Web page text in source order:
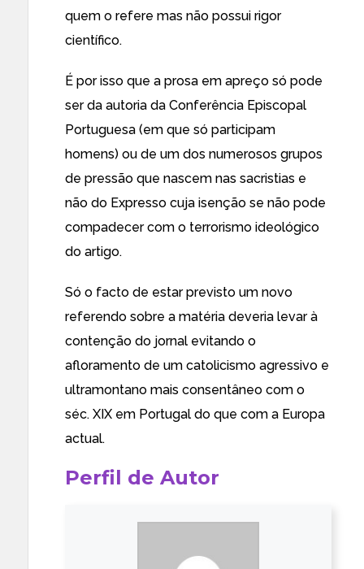
quem o refere mas não possui rigor
científico.
É por isso que a prosa em apreço só pode
ser da autoria da Conferência Episcopal
Portuguesa (em que só participam
homens) ou de um dos numerosos grupos
de pressão que nascem nas sacristias e
não do Expresso cuja isenção se não pode
compadecer com o terrorismo ideológico
do artigo.
Só o facto de estar previsto um novo
referendo sobre a matéria deveria levar à
contenção do jornal evitando o
afloramento de um catolicismo agressivo e
ultramontano mais consentâneo com o
séc. XIX em Portugal do que com a Europa
actual.
Perfil de Autor